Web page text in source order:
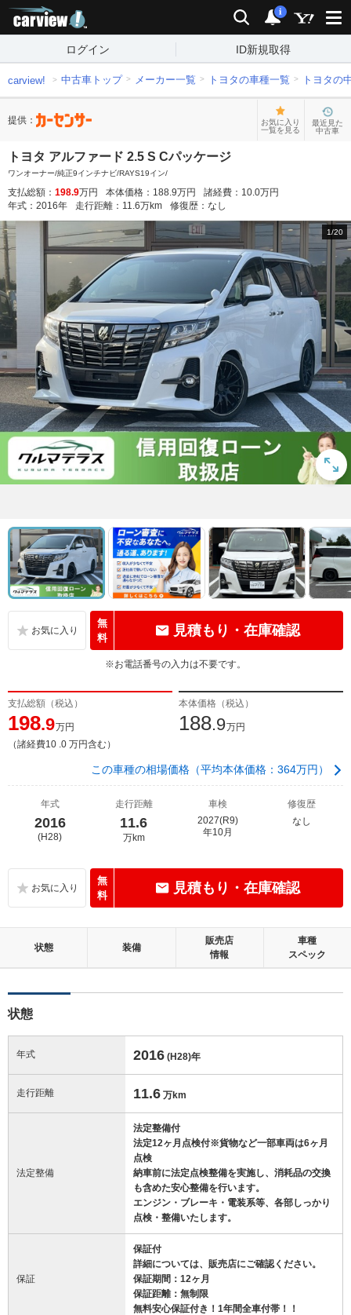
検索 通知
i
ログイン ID新規取得
carview! 中古車トップ メーカー一覧 トヨタの車種一覧 トヨタの
提供：
お気に入り
一覧を見る
最近見た
中古車
トヨタ アルファード 2.5 S Cパッケージ
ワンオーナー/純正9インチナビ/RAYS19イン/
支払総額： 198.9万円 本体価格： 188.9万円 諸経費： 10.0万円
年式： 2016年 走行距離： 11.6万km 修復歴： なし
1/20
無
料
見積もり・在庫確認
※お電話番号の入力は不要です。
支払総額（税込）
198.9万円
（諸経費10 .0 万円含む）
本体価格（税込）
188.9万円
この車種の相場価格（平均本体価格：364万円）
年式
2016
(H28)
走行距離
11.6
万km
車検
2027(R9)
年10月
修復歴
なし
無
料
見積もり・在庫確認
状態 装備
販売店
情報
車種
スペック
状態
年式 2016 (H28)年
走行距離 11.6 万km
法定整備
法定整備付
法定12ヶ月点検付※貨物など一部車両は6ヶ月
点検
納車前に法定点検整備を実施し、消耗品の交換
も含めた安心整備を行います。
エンジン・ブレーキ・電装系等、各部しっかり
点検・整備いたします。
保証
保証付
詳細については、販売店にご確認ください。
保証期間：12ヶ月
保証距離：無制限
無料安心保証付き！1年間全車付帯！！